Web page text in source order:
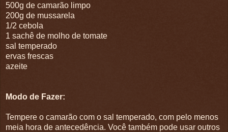
500g de camarão limpo
200g de mussarela
1/2 cebola
1 sachê de molho de tomate
sal temperado
ervas frescas
azeite
Modo de Fazer:
Tempere o camarão com o sal temperado, com pelo menos
meia hora de antecedência. Você também pode usar outros